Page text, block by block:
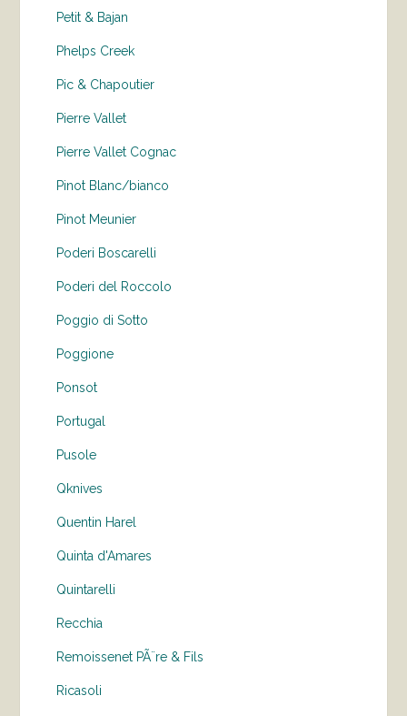
Petit & Bajan
Phelps Creek
Pic & Chapoutier
Pierre Vallet
Pierre Vallet Cognac
Pinot Blanc/bianco
Pinot Meunier
Poderi Boscarelli
Poderi del Roccolo
Poggio di Sotto
Poggione
Ponsot
Portugal
Pusole
Qknives
Quentin Harel
Quinta d'Amares
Quintarelli
Recchia
Remoissenet PÃ¨re & Fils
Ricasoli